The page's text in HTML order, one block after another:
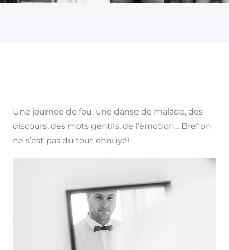
Une journée de fou, une danse de malade, des
discours, des mots gentils, de l’émotion… Bref on
ne s’est pas du tout ennuyé!